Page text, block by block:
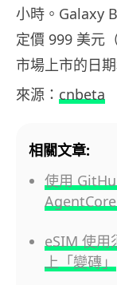
小時。Galaxy
定價 999 美元
市場上市的日
來源： cnbeta
相關文章:
使用
eSIM 使用
上「變磚」